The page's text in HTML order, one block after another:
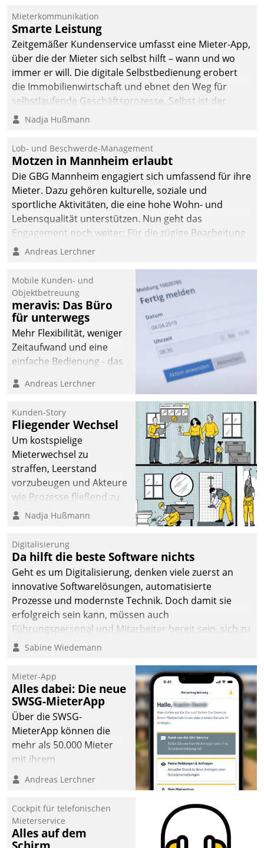
integrieren.
Mieterkommunikation
Smarte Leistung
Zeitgemäßer Kundenservice umfasst eine Mieter-App,
über die der Mieter sich selbst hilft – wann und wo
immer er will. Die digitale Selbstbedienung erobert
die Immobilienwirtschaft und ebnet den Weg für
selbstlaufende Geschäftsprozesse. Selbst ist der
Kunde und smart der Serviceanbieter.
Nadja Hußmann
Lob- und Beschwerde-Management
Motzen in Mannheim erlaubt
Die GBG Mannheim engagiert sich umfassend für ihre
Mieter. Dazu gehören kulturelle, soziale und
sportliche Aktivitäten, die eine hohe Wohn- und
Lebensqualität unterstützen. Nun geht das
Engagement noch weiter: Für die zügige Bearbeitung
von Beschwerden – oder Lob – richtet das
und Beschwerde-Management einen eigenen Kanal
ein.
Andreas Lerchner
Mobile Kunden- und
Objektbetreuung
meravis: Das Büro
für unterwegs
Mehr Flexibilität, weniger
Zeitaufwand und eine
einfache Bedienung - das
Cockpit für mobile
Datatrain. Die meravis
Wohnungsbau- und
Immobilien GmbH hat
sich dabei für den Betrieb
der Lösung über die SAP
Cloud Platform
entschieden - als erstes
Unternehmen am
Andreas Lerchner
Kunden-Story
Fliegender Wechsel
Um kostspielige
Mieterwechsel zu
straffen, Leerstand
vorzubeugen und Akteure
wie Prozesse fließend zu
vernetzen, nutzt die
Jahresbeginn eine
Überblick, Einsicht und
Eingriff bietende Lösung.
Zur Entwicklung setzte
man auf
Cloudtechnologie,
bewährte und Startup-
agile Projektmethoden.
Nadja Hußmann
Digitalisierung
Da hilft die beste Software nichts
Geht es um Digitalisierung, denken viele zuerst an
innovative Softwarelösungen, automatisierte
Prozesse und modernste Technik. Doch damit sie
erfolgreich sein kann, müssen auch
Führungspersonal und Mitarbeiter bereit sein, sich zu
verändern und anzupassen, sonst werden sie an ihr
Sabine Wiedemann
Mieter-App
Alles dabei: Die neue
SWSG-MieterApp
Über die SWSG-
MieterApp können die
mehr als 50.000 Mieter
mit ihrem
Wohnungsunternehmen
kommunizieren, auf dem
einsehen und ändern
oder
Schadensmeldungen
Andreas Lerchner
Cockpit für telefonischen
Mieterservice
Alles auf dem